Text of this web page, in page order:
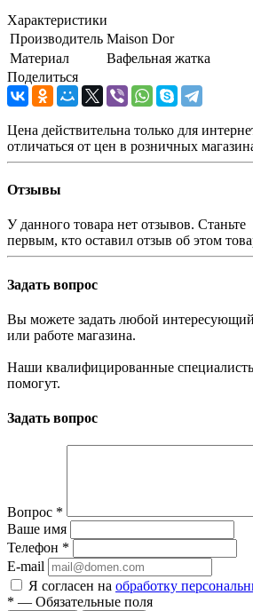
Характеристики
Производитель Maison Dor
Материал
Вафельная жатка
Поделиться
Цена действительна только для
отличаться от цен в розничных
Отзывы
У данного товара нет отзывов. Станьте
первым, кто оставил отзыв об этом
Задать вопрос
Вы можете задать любой
или работе магазина.
Наши квалифицированные
помогут.
Задать вопрос
Вопрос *
Ваше имя
Телефон *
E-mail
Я согласен на обработку
* — Обязательные поля